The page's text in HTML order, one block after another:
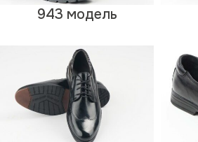
943 модель